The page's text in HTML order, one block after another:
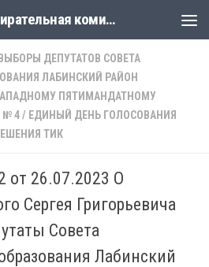
Территориальная избирательная комиссия Лабинская
ДЕПУТАТОВ СОВЕТА
ЛАБИНСКИЙ РАЙОН
ПЯТИМАНДАТНОМУ
№ 4/ ЕДИНЫЙ ДЕНЬ ГОЛОСОВАНИЯ
ТИК
26.07.2023 О
Сергея Григорьевича
Совета
Лабинский